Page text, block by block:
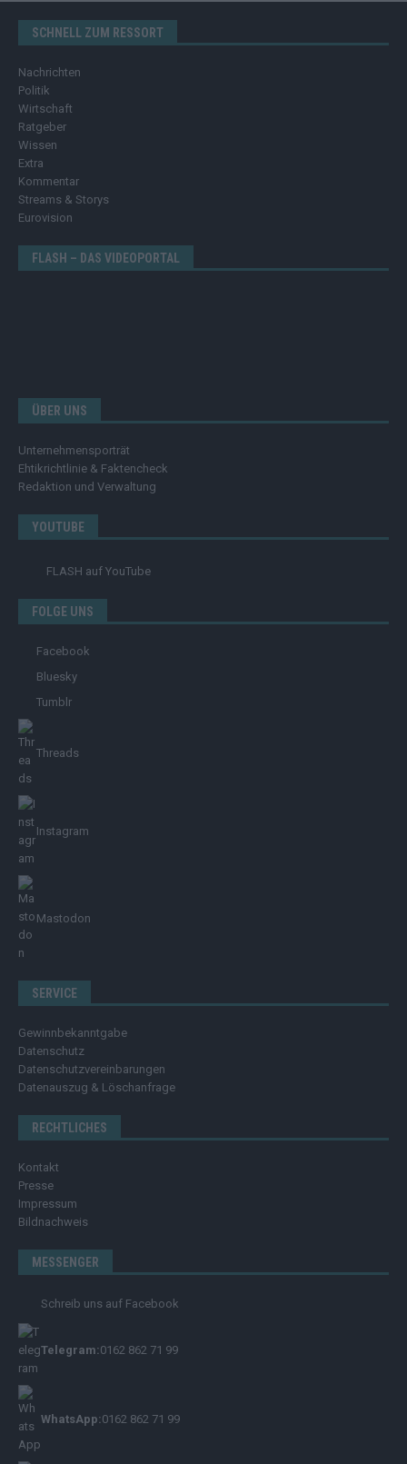
SCHNELL ZUM RESSORT
Nachrichten
Politik
Wirtschaft
Ratgeber
Wissen
Extra
Kommentar
Streams & Storys
Eurovision
FLASH – DAS VIDEOPORTAL
ÜBER UNS
Unternehmensporträt
Ehtikrichtlinie & Faktencheck
Redaktion und Verwaltung
YOUTUBE
FLASH auf YouTube
FOLGE UNS
Facebook
Bluesky
Tumblr
Threads
Instagram
Mastodon
SERVICE
Gewinnbekanntgabe
Datenschutz
Datenschutzvereinbarungen
Datenauszug & Löschanfrage
RECHTLICHES
Kontakt
Presse
Impressum
Bildnachweis
MESSENGER
Schreib uns auf Facebook
Telegram:0162 862 71 99
WhatsApp:0162 862 71 99